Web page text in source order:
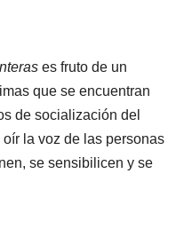
es fruto de un
que se encuentran
de socialización del
la voz de las personas
se sensibilicen y se